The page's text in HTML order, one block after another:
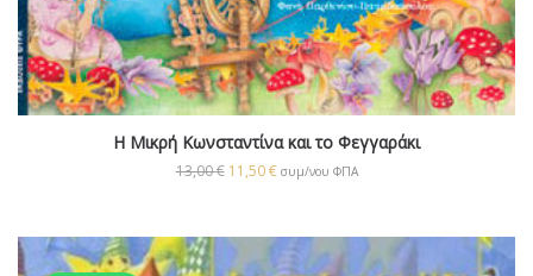
Η Μικρή Κωνσταντίνα και το Φεγγαράκι
13,00€ 11,50€ συμ/νου ΦΠΑ